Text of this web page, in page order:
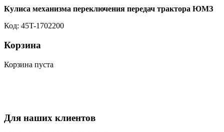
Кулиса механизма переключения передач трактора ЮМЗ
Код: 45T-1702200
Корзина
Корзина пуста
Для наших клиентов